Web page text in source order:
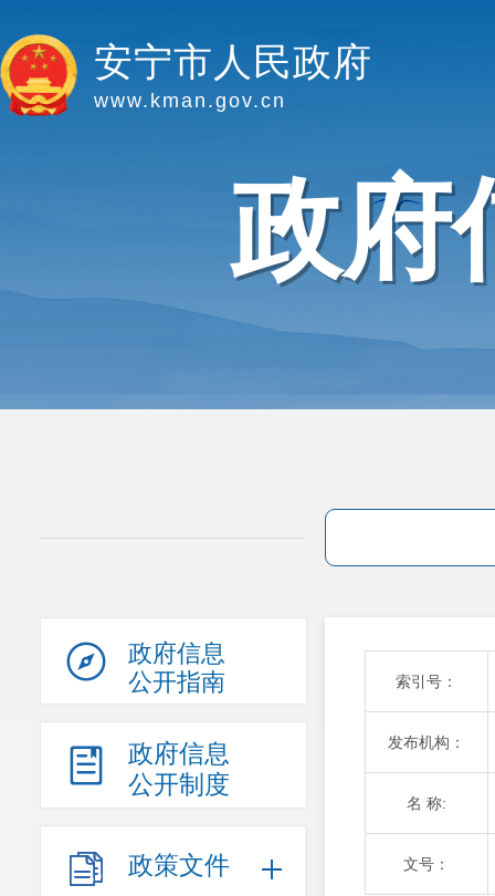
安宁市人民政府
www.kman.gov.cn
政府
政府信息
公开指南
政府信息
公开制度
政策文件
索引号：
发布机构：
名 称:
文号：